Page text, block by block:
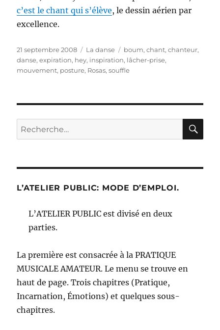
c’est le chant qui s’élève, le dessin aérien par
excellence.
Publié
le
21 septembre 2008 Catégories
La danse Étiquettes
boum,chant,chanteur,
danse,expiration, hey, inspiration, lâcher-prise,
mouvement, posture, Rosas,souffle
Recherche
pour :
L’ATELIER PUBLIC: MODE D’EMPLOI.
L’ATELIER PUBLIC est divisé en deux
parties.
La première est consacrée à la PRATIQUE
MUSICALE AMATEUR. Le menu se trouve en
haut de page. Trois chapitres (Pratique,
Incarnation, Émotions) et quelques sous-
chapitres.